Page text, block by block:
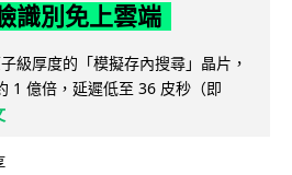
識別免上雲端
級厚度的「模擬存內搜尋」晶片，
1 億倍，延遲低至 36 皮秒（即